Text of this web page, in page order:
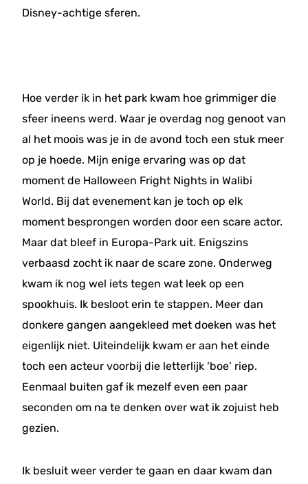
Disney-achtige sferen.
Hoe verder ik in het park kwam hoe grimmiger die
sfeer ineens werd. Waar je overdag nog genoot van
al het moois was je in de avond toch een stuk meer
op je hoede. Mijn enige ervaring was op dat
moment de Halloween Fright Nights in Walibi
World. Bij dat evenement kan je toch op elk
moment besprongen worden door een scare actor.
Maar dat bleef in Europa-Park uit. Enigszins
verbaasd zocht ik naar de scare zone. Onderweg
kwam ik nog wel iets tegen wat leek op een
spookhuis. Ik besloot erin te stappen. Meer dan
donkere gangen aangekleed met doeken was het
eigenlijk niet. Uiteindelijk kwam er aan het einde
toch een acteur voorbij die letterlijk ‘boe’ riep.
Eenmaal buiten gaf ik mezelf even een paar
seconden om na te denken over wat ik zojuist heb
gezien.
Ik besluit weer verder te gaan en daar kwam dan